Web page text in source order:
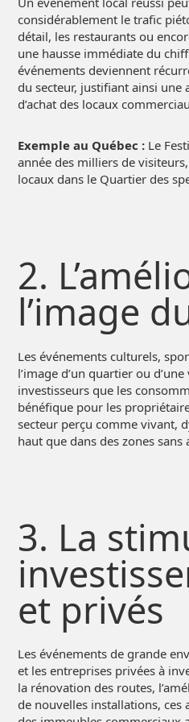
considérablement le trafic
détail, les restaurants ou
une hausse immédiate du
événements deviennent
du secteur, justifiant ainsi
d’achat des locaux
Exemple au Québec : Le
année des milliers de
locaux dans le Quartier des
2.
l’image
Les événements culturels,
l’image d’un quartier ou
investisseurs que les
bénéfique pour les
secteur perçu comme vivant,
haut que dans des zones sans
3. La
et privés
Les événements de grande
et les entreprises privées à
la rénovation des routes,
de nouvelles installations,